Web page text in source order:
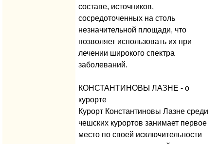
составе, источников,
сосредоточенных на столь
незначительной площади, что
позволяет использовать их при
лечении широкого спектра
заболеваний.
КОНСТАНТИНОВЫ ЛАЗНЕ - о
курорте
Курорт Константиновы Лазне среди
чешских курортов занимает первое
место по своей исключительности